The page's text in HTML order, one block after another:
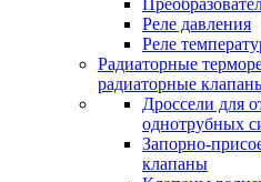
Реле давления
Реле
Радиаторные
радиаторные
Дроссели для
однотрубных
Запорно-
клапаны